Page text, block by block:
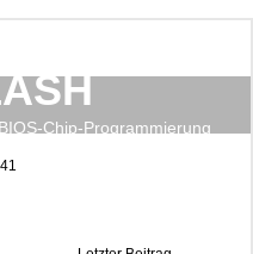
Chip-Programmierung